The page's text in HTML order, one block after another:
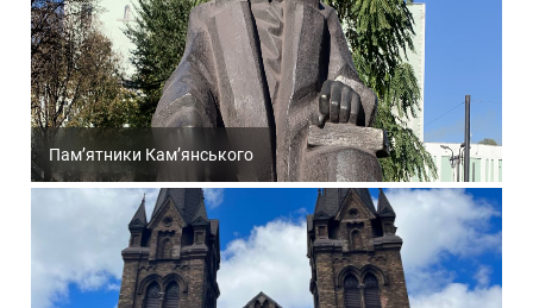
Пам’ятники Кам’янського